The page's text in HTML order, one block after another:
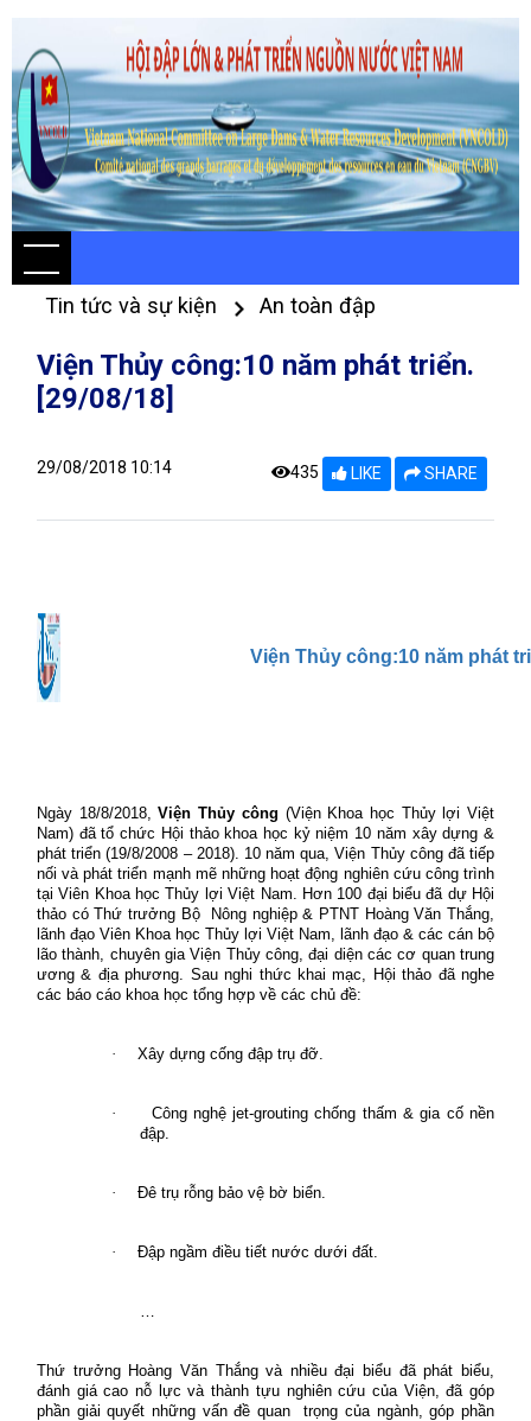
Tin tức và sự kiện An toàn đập
Viện Thủy công:10 năm phát triển.
[29/08/18]
29/08/2018 10:14 435 LIKE SHARE
Viện Thủy công:10 năm phát
Ngày 18/8/2018,Viện Thủy công (Viện Khoa học Thủy lợi Việt
Nam) đã tổ chức Hội thảo khoa học kỷ niệm 10 năm xây dựng &
phát triển (19/8/2008 – 2018). 10 năm qua, Viện Thủy công đã tiếp
nối và phát triển mạnh mẽ những hoạt động nghiên cứu công trình
tại Viên Khoa học Thủy lợi Việt Nam. Hơn 100 đại biểu đã dự Hội
thảo có Thứ trưởng Bộ
Nông nghiệp & PTNT Hoàng Văn Thắng,
lãnh đạo Viên Khoa học Thủy lợi Việt Nam, lãnh đạo & các cán bộ
lão thành, chuyên gia Viện Thủy công, đại diện các cơ quan trung
ương & địa phương. Sau nghi thức khai mạc, Hội thảo đã nghe
các báo cáo khoa học tổng hợp về các chủ đề:
· Xây dựng cống đập trụ đỡ.
·
Công nghệ jet-grouting chống thấm & gia cố nền
đập.
· Đê trụ rỗng bảo vệ bờ biển.
· Đập ngầm điều tiết nước dưới đất.
…
Thứ trưởng Hoàng Văn Thắng và nhiều đại biểu đã phát biểu,
đánh giá cao nỗ lực và thành tựu nghiên cứu của Viện, đã góp
phần giải quyết những vấn đề quan
trọng của ngành, góp phần